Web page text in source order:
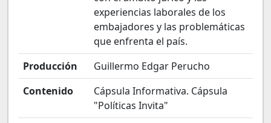
experiencias laborales de los
embajadores y las problemáticas
que enfrenta el país.
Producción
Guillermo Edgar Perucho
Contenido
Cápsula Informativa. Cápsula
"Políticas Invita"